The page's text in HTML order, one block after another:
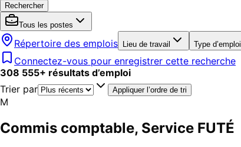
Rechercher
Tous les postes
Répertoire des emplois Lieu de travail Type d’emploi
Connectez-vous pour enregistrer cette recherche
308 555+ résultats d’emploi
Trier par
Appliquer l’ordre de tri
M
Commis comptable, Service FUTÉ